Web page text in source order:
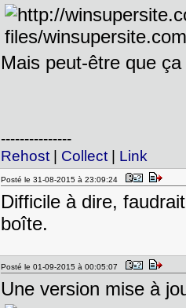
Mais peut-être que
---------------
Rehost| Collect| Link
Posté le 31-08-2015 à 23:09:24
Difficile à dire,
boîte.
Posté le 01-09-2015 à 00:05:07
Une version mise à